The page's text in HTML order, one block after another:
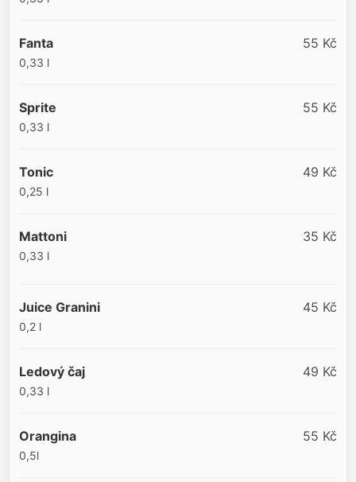
Fanta 55 Kč
0,33 l
Sprite 55 Kč
0,33 l
Tonic 49 Kč
0,25 l
Mattoni 35 Kč
0,33 l
Juice Granini 45 Kč
0,2 l
Ledový čaj 49 Kč
0,33 l
Orangina 55 Kč
0,5l